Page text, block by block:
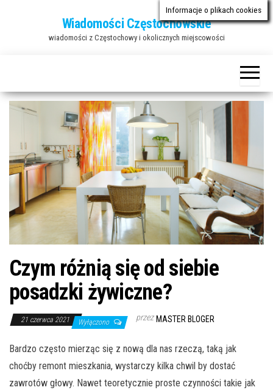
Wiadomości Częstochowskie
wiadomości z Częstochowy i okolicznych miejscowości
Czym różnią się od siebie
posadzki żywiczne?
21 czerwca 2021 Wyłączono przez MASTER BLOGER
Bardzo często mierząc się z nową dla nas rzeczą, taką jak
choćby remont mieszkania, wystarczy kilka chwil by dostać
zawrotów głowy. Nawet teoretycznie proste czynności takie jak
Informacje o plikach cookies